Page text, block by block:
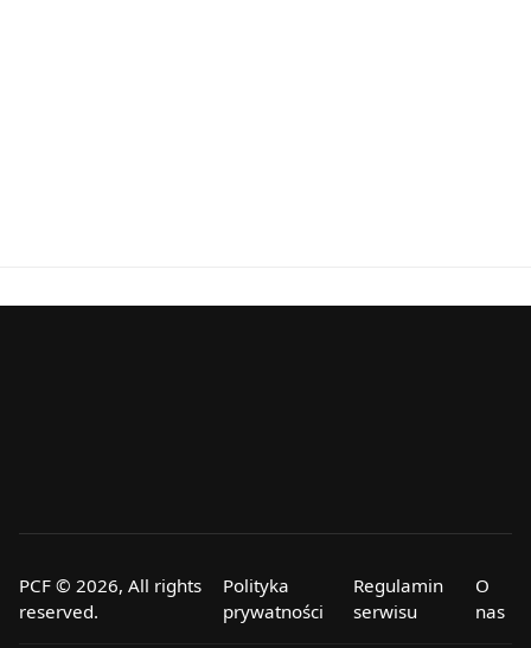
PCF © 2026, All rights
reserved.
Polityka
prywatności
Regulamin
serwisu
O
nas